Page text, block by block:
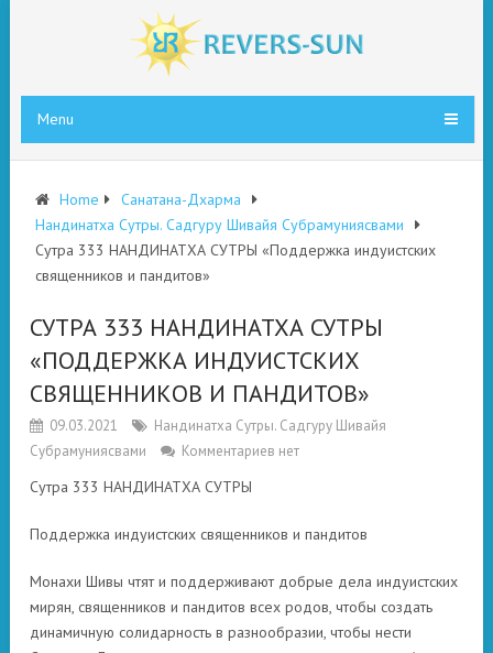
Menu
Home
Санатана-Дхарма
Нандинатха Сутры. Садгуру Шивайя Субрамуниясвами
Сутра 333 НАНДИНАТХА СУТРЫ «Поддержка индуистских
священников и пандитов»
СУТРА 333 НАНДИНАТХА СУТРЫ
«ПОДДЕРЖКА ИНДУИСТСКИХ
СВЯЩЕННИКОВ И ПАНДИТОВ»
09.03.2021
Нандинатха Сутры. Садгуру Шивайя
Субрамуниясвами
Комментариев нет
Сутра 333 НАНДИНАТХА СУТРЫ
Поддержка индуистских священников и пандитов
Монахи Шивы чтят и поддерживают добрые дела индуистских
мирян, священников и пандитов всех родов, чтобы создать
динамичную солидарность в разнообразии, чтобы нести